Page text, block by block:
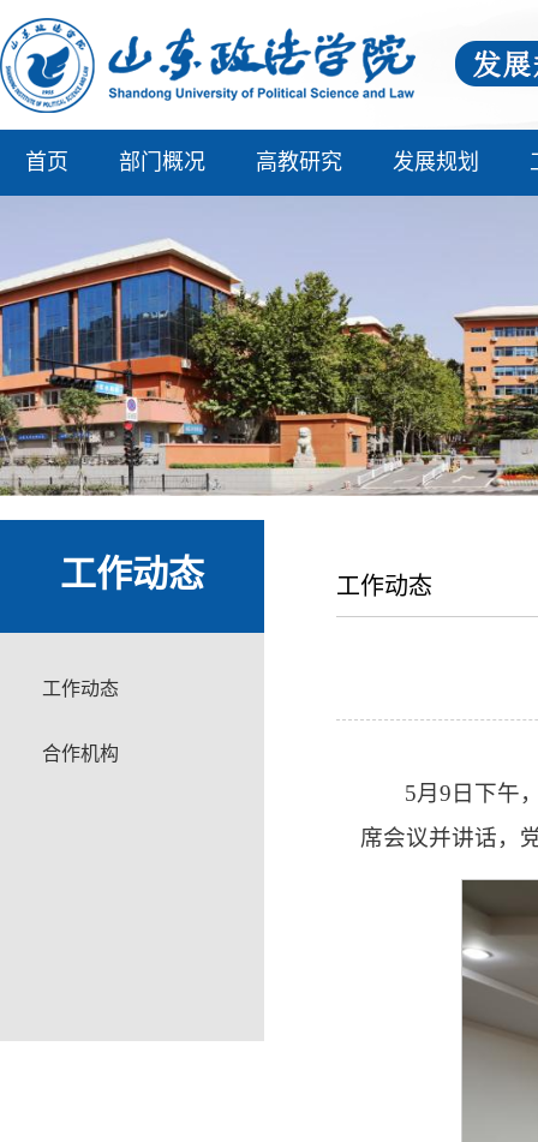
首页 部门概况 高教研究 发展规划
工作动态
工作动态
合作机构
工作动态
5月9日下午
席会议并讲话，